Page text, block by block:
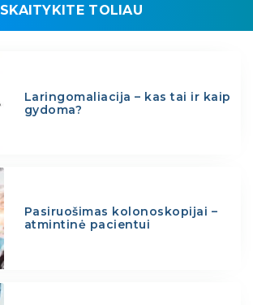
SKAITYKITE TOLIAU
Laringomaliacija – kas tai ir kaip
gydoma?
Pasiruošimas kolonoskopijai –
atmintinė pacientui